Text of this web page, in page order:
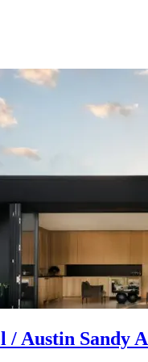
/ Austin Sandy